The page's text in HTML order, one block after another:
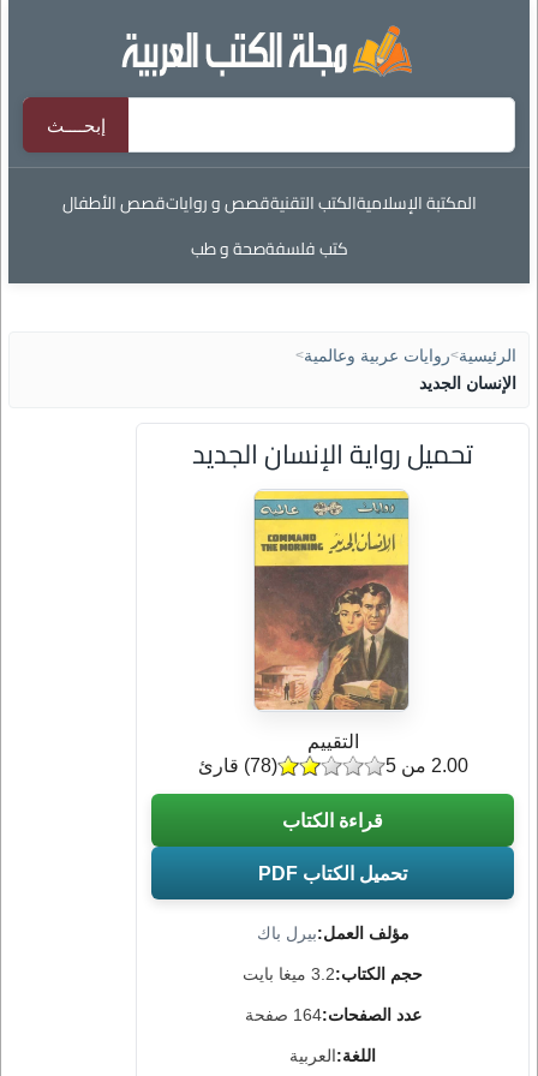
المكتبة الإسلاميةالكتب التقنيةقصص و رواياتقصص الأطفال
كتب فلسفةصحة و طب
الرئيسية>روايات عربية وعالمية>
الإنسان الجديد
تحميل رواية الإنسان الجديد
مؤلف العمل:بيرل باك
حجم الكتاب:3.2 ميغا بايت
عدد الصفحات:164 صفحة
اللغة:العربية
التقييم
(
78) قارئ 2.00 من 5
قراءة الكتاب
تحميل الكتاب PDF